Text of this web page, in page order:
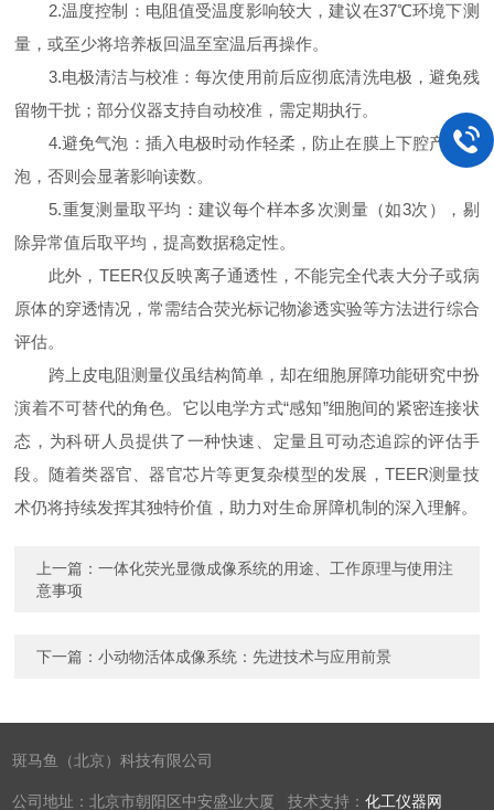
2.温度控制：电阻值受温度影响较大，建议在37℃环境下测
量，或至少将培养板回温至室温后再操作。
3.电极清洁与校准：每次使用前后应彻底清洗电极，避免残
留物干扰；部分仪器支持自动校准，需定期执行。
4.避免气泡：插入电极时动作轻柔，防止在膜上下腔产生气
泡，否则会显著影响读数。
5.重复测量取平均：建议每个样本多次测量（如3次），剔
除异常值后取平均，提高数据稳定性。
此外，TEER仅反映离子通透性，不能完全代表大分子或病
原体的穿透情况，常需结合荧光标记物渗透实验等方法进行综合
评估。
跨上皮电阻测量仪虽结构简单，却在细胞屏障功能研究中扮
演着不可替代的角色。它以电学方式“感知”细胞间的紧密连接状
态，为科研人员提供了一种快速、定量且可动态追踪的评估手
段。随着类器官、器官芯片等更复杂模型的发展，TEER测量技
术仍将持续发挥其独特价值，助力对生命屏障机制的深入理解。
上一篇：一体化荧光显微成像系统的用途、工作原理与使用注
意事项
下一篇：小动物活体成像系统：先进技术与应用前景
斑马鱼（北京）科技有限公司
公司地址：北京市朝阳区中安盛业大厦 技术支持：化工仪器网